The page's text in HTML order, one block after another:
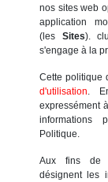
nos sites web
application
(les Sites).
s'engage à la
Cette politique
d'utilisation.
expressément
informations
Politique.
Aux fins de
désignent les